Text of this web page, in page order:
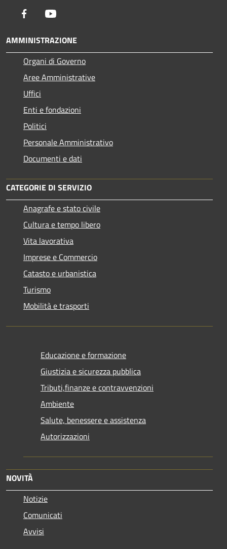
Facebook
AMMINISTRAZIONE
Organi di Governo
Aree Amministrative
Uffici
Enti e fondazioni
Politici
Personale Amministrativo
Documenti e dati
CATEGORIE DI SERVIZIO
Anagrafe e stato civile
Cultura e tempo libero
Vita lavorativa
Imprese e Commercio
Catasto e urbanistica
Turismo
Mobilità e trasporti
Educazione e formazione
Giustizia e sicurezza pubblica
Tributi,finanze e contravvenzioni
Ambiente
Salute, benessere e assistenza
Autorizzazioni
NOVITÀ
Notizie
Comunicati
Avvisi